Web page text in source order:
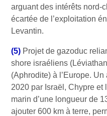
arguant des intérêts nord-
écartée de l’exploitation
Levantin.
(5) Projet de gazoduc
shore israéliens
(Aphrodite) à l’Europe.
2020 par Israël, Chypre et
marin d’une longueur de
ajouter 600 km à terre,